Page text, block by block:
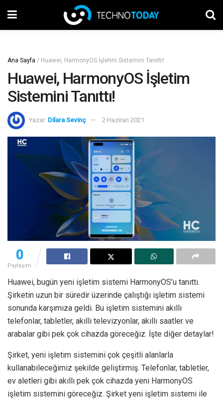
Ana Sayfa / Huawei, HarmonyOS İşletim Sistemini Tanıttı!
Huawei, HarmonyOS İşletim
Sistemini Tanıttı!
Yazar: Dilara Sevinç 2 Haziran 2021
0
Paylaşım
Huawei, bugün yeni işletim sistemi HarmonyOS’u tanıttı.
Şirketin uzun bir süredir üzerinde çalıştığı işletim sistemi
sonunda karşımıza geldi. Bu işletim sistemini akıllı
telefonlar, tabletler, akıllı televizyonlar, akıllı saatler ve
arabalar gibi pek çok cihazda göreceğiz. İşte diğer detaylar!
Şirket, yeni işletim sistemini çok çeşitli alanlarla
kullanabileceğimiz şekilde geliştirmiş. Telefonlar, tabletler,
ev aletleri gibi akıllı pek çok cihazda yeni HarmonyOS
işletim sistemini göreceğiz. Şirket yeni işletim sistemi ile